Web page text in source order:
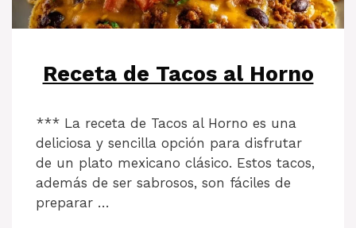
Receta de Tacos al Horno
*** La receta de Tacos al Horno es una
deliciosa y sencilla opción para disfrutar
de un plato mexicano clásico. Estos tacos,
además de ser sabrosos, son fáciles de
preparar …